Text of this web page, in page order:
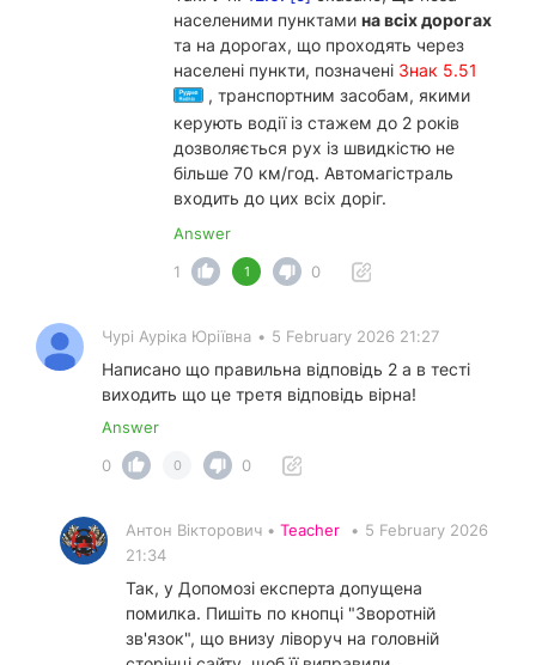
населеними пунктами на всіх дорогах
та на дорогах, що проходять через
населені пункти, позначені Знак 5.51
, транспортним засобам, якими
керують водії із стажем до 2 років
дозволяється рух із швидкістю не
більше 70 км/год. Автомагістраль
входить до цих всіх доріг.
Answer
1
1 0
Чурі Ауріка Юріївна • 5 February 2026 21:27
Написано що правильна відповідь 2 а в тесті
виходить що це третя відповідь вірна!
Answer
0
0 0
Антон Вікторович • Teacher • 5 February 2026
21:34
Так, у Допомозі експерта допущена
помилка. Пишіть по кнопці "Зворотній
зв'язок", що внизу ліворуч на головній